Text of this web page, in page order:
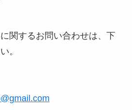
関するお問い合わせは、下
。